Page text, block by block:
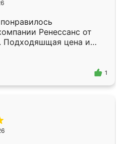
Ренессанс от
Подходяшщая цена и
Приехавший
Владислав
эскизу самый
1